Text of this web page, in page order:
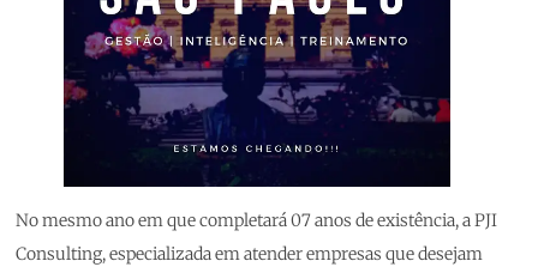
No mesmo ano em que completará 07 anos de existência, a PJI
Consulting, especializada em atender empresas que desejam